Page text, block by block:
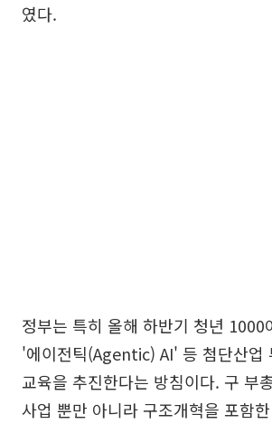
였다.
정부는 특히 올해 하반기 청년 1000
'에이전틱(Agentic) AI' 등 첨단산업
교육을 추진한다는 방침이다. 구 부
사업 뿐만 아니라 구조개혁을 포함